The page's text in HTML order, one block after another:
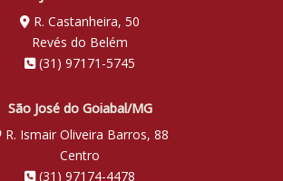
R. Castanheira, 50
Revés do Belém
(31) 97171-5745
São José do Goiabal/MG
R. Ismair Oliveira Barros, 88
Centro
(31) 97174-4478